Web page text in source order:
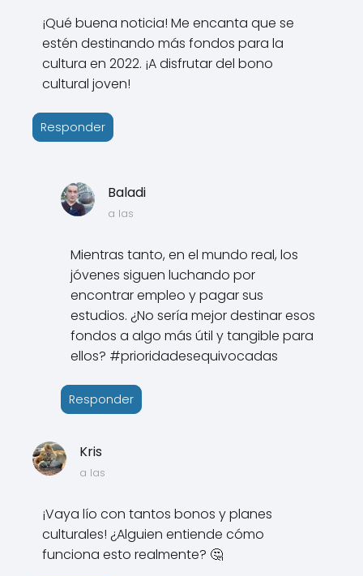
¡Qué buena noticia! Me encanta que se
estén destinando más fondos para la
cultura en 2022. ¡A disfrutar del bono
cultural joven!
Responder
Baladi
a las
Mientras tanto, en el mundo real, los
jóvenes siguen luchando por
encontrar empleo y pagar sus
estudios. ¿No sería mejor destinar esos
fondos a algo más útil y tangible para
ellos? #prioridadesequivocadas
Responder
Kris
a las
¡Vaya lío con tantos bonos y planes
culturales! ¿Alguien entiende cómo
funciona esto realmente? 🤔